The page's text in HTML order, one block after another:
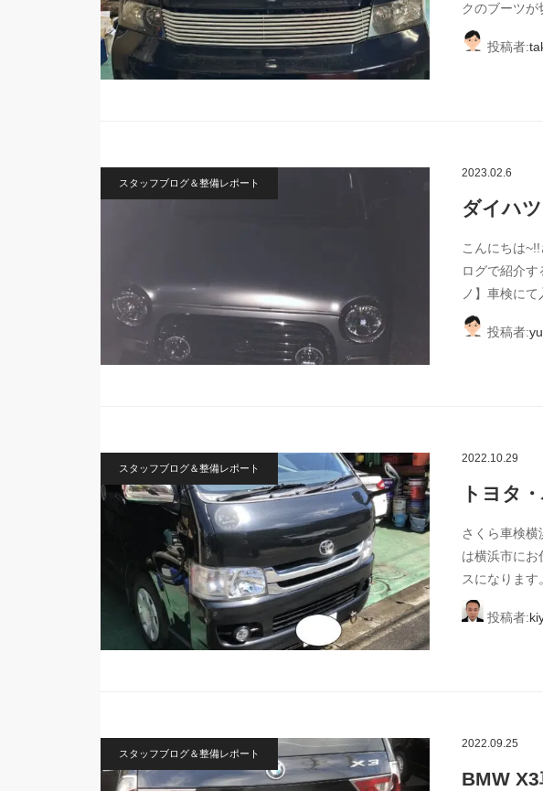
クのブーツが
投稿者:
スタッフブログ＆整備レポート
2023.02.6
ダイハ
こんにちは
ログで紹介
ノ】車検にて
投稿者:
スタッフブログ＆整備レポート
2022.10.29
トヨタ
さくら車検
は横浜市にお
スになります
投稿者:
スタッフブログ＆整備レポート
2022.09.25
BMW